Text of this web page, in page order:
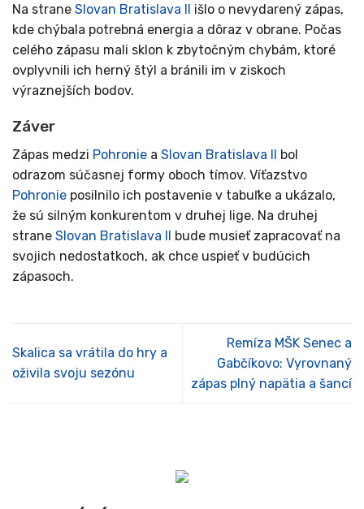
Na strane Slovan Bratislava II išlo o nevydarený zápas,
kde chýbala potrebná energia a dôraz v obrane. Počas
celého zápasu mali sklon k zbytočným chybám, ktoré
ovplyvnili ich herný štýl a bránili im v ziskoch
výraznejších bodov.
Záver
Zápas medzi Pohronie a Slovan Bratislava II bol
odrazom súčasnej formy oboch tímov. Víťazstvo
Pohronie posilnilo ich postavenie v tabuľke a ukázalo,
že sú silným konkurentom v druhej lige. Na druhej
strane Slovan Bratislava II bude musieť zapracovať na
svojich nedostatkoch, ak chce uspieť v budúcich
zápasoch.
Skalica sa vrátila do hry a
oživila svoju sezónu
Remíza MŠK Senec a
Gabčíkovo: Vyrovnaný
zápas plný napätia a šancí